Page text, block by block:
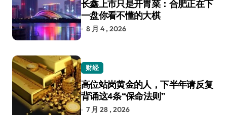
长鑫上市只是开胃菜：合肥正在下
一盘你看不懂的大棋
8 月 4 , 2026
财经
高位站岗黄金的人，下半年请反复
背诵这4条“保命法则”
7 月 28 , 2026